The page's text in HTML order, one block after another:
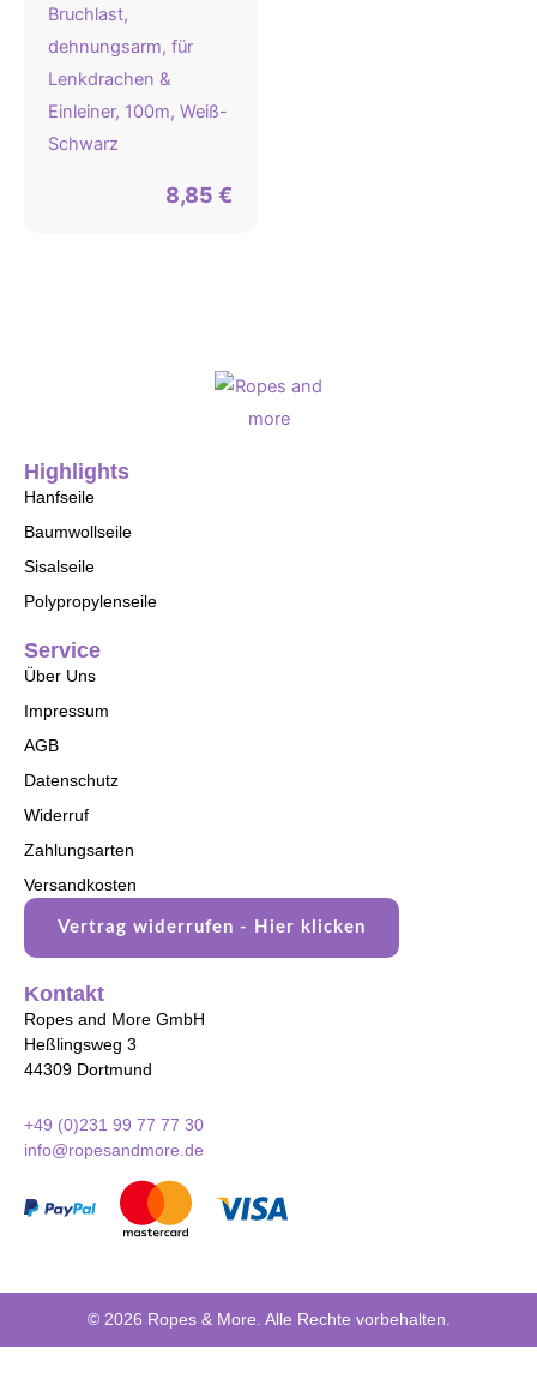
Bruchlast,
dehnungsarm, für
Lenkdrachen &
Einleiner, 100m, Weiß-
Schwarz
8,85 €
Highlights
Hanfseile
Baumwollseile
Sisalseile
Polypropylenseile
Service
Über Uns
Impressum
AGB
Datenschutz
Widerruf
Zahlungsarten
Versandkosten
Vertrag widerrufen - Hier klicken
Kontakt
Ropes and More GmbH
Heßlingsweg 3
44309 Dortmund
+49 (0)231 99 77 77 30
info@ropesandmore.de
© 2026 Ropes & More. Alle Rechte vorbehalten.